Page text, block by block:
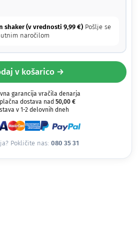
shaker (v vrednosti9,99€) Pošlje se
naročilom
v košarico →
garancija vračila denarja
dostava nad 50,00 €
v 1-2 delovnih dneh
Pokličite nas: 080 35 31